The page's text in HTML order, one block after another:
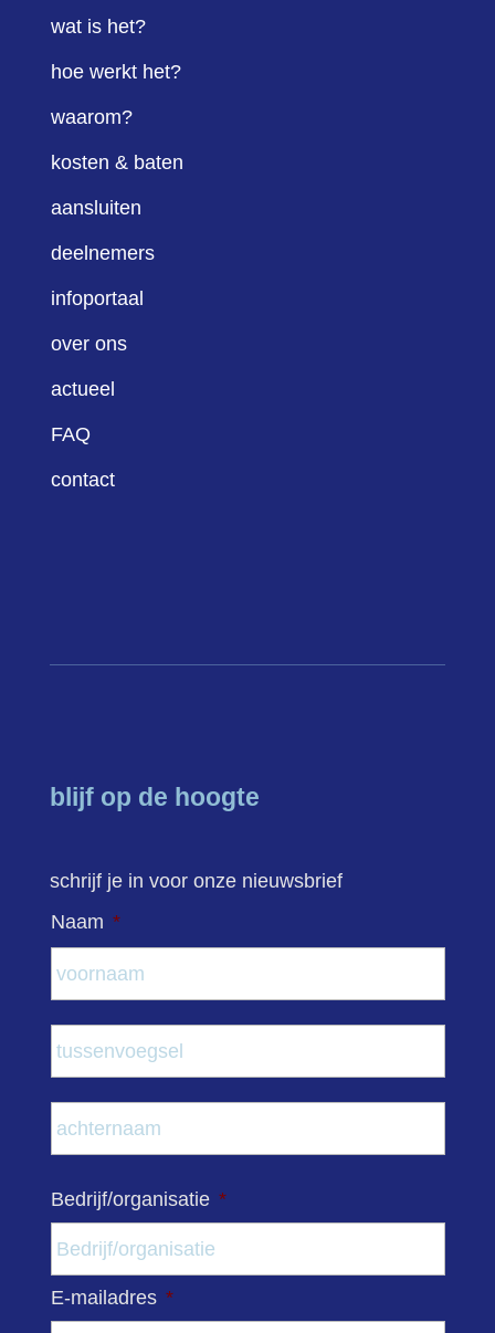
wat is het?
hoe werkt het?
waarom?
kosten & baten
aansluiten
deelnemers
infoportaal
over ons
actueel
FAQ
contact
blijf op de hoogte
schrijf je in voor onze nieuwsbrief
Naam *
Bedrijf/organisatie *
E-mailadres *